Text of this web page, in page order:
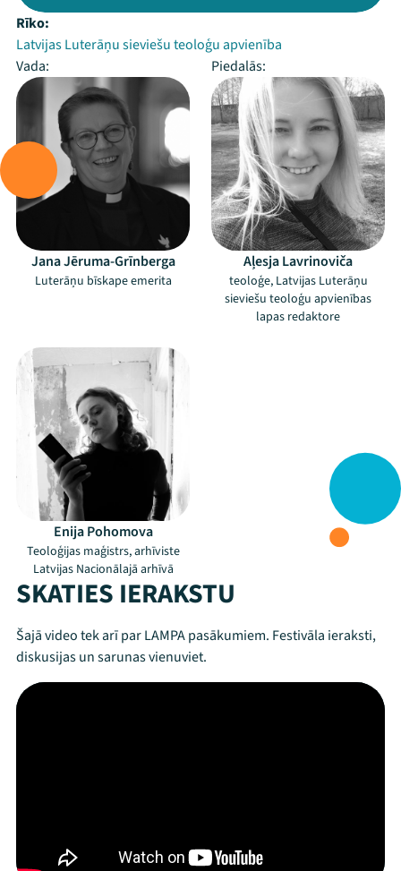
Rīko:
Latvijas Luterāņu sieviešu teoloģu apvienība
Vada:
Piedalās:
Jana Jēruma-Grīnberga
Luterāņu bīskape emerita
Aļesja Lavrinoviča
teoloģe, Latvijas Luterāņu
sieviešu teoloģu apvienības
lapas redaktore
Enija Pohomova
Teoloģijas maģistrs, arhīviste
Latvijas Nacionālajā arhīvā
SKATIES IERAKSTU
Šajā video tek arī par LAMPA pasākumiem. Festivāla ieraksti,
diskusijas un sarunas vienuviet.